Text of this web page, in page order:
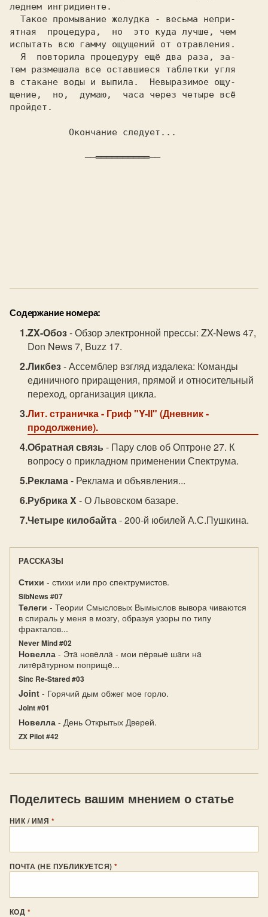
леднем ингридиенте.
ятная  процедура,  но  это куда лучше, чем
испытать всю гамму ощущений от отравления.
тем размешала все оставшиеся таблетки угля
в стакане воды и выпила.  Невыразимое ощу-
щение,  но,  думаю,  часа через четыре всё
пройдет.
Содержание номера:
ZX-Обоз- Обзор электронной прессы: ZX-News 47,
Don News 7, Buzz 17.
Ликбез- Ассемблер взгляд издалека: Команды
единичного приращения, прямой и относительный
переход, организация цикла.
Лит. страничка- Гриф "Y-II" (Дневник -
продолжение).
Обратная связь - Пару слов об Оптроне 27. К
вопросу о прикладном применении Спектрума.
Реклама- Реклама и объявления...
Рубрика X- О Львовском базаре.
Четыре килобайта- 200-й юбилей А.С.Пушкина.
РАССКАЗЫ
Стихи - стихи или про спектрумистов.
SibNews #07
Телеги - Теории Смысловых Вымыслов вывора чиваются
в спираль у меня в мозгу, образуя узоры по типу
фракталов...
Never Mind #02
Новелла - Этa новeллa - мои пeрвыe шaги нa
литeрaтурном поприщe...
Sinc Re-Stared #03
Joint - Горячий дым обжег мое горло.
Joint #01
Новелла - День Открытых Дверей.
ZX Pilot #42
Поделитесь вашим мнением о статье
НИК / ИМЯ *
ПОЧТА (НЕ ПУБЛИКУЕТСЯ)*
КОД *